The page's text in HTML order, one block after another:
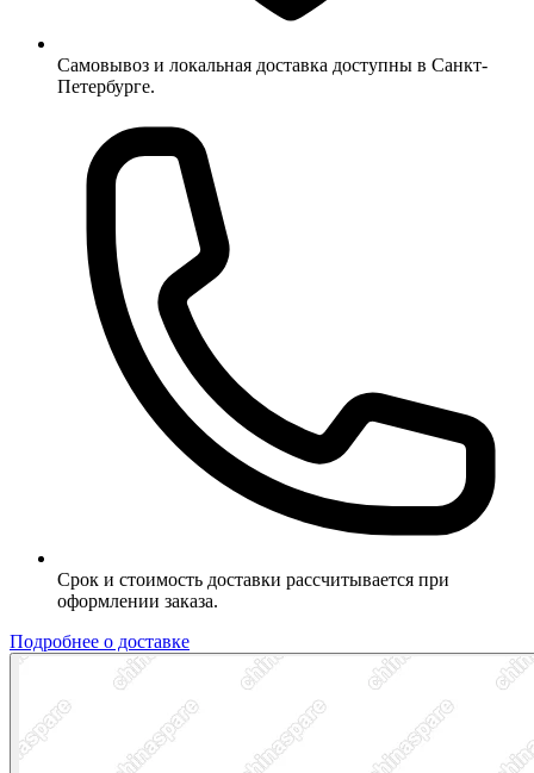
Самовывоз и локальная доставка доступны в Санкт-
Петербурге.
Срок и стоимость доставки рассчитывается при
оформлении заказа.
Подробнее о доставке